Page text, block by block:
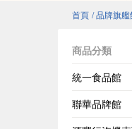
首頁 / 品牌旗艦
商品分類
統一食品館
聯華品牌館